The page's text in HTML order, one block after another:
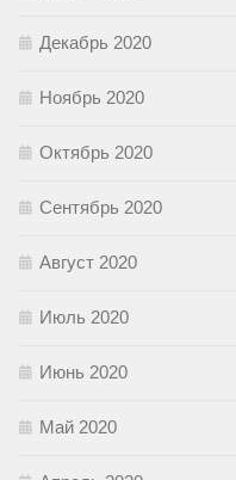
Декабрь 2020
Ноябрь 2020
Октябрь 2020
Сентябрь 2020
Август 2020
Июль 2020
Июнь 2020
Май 2020